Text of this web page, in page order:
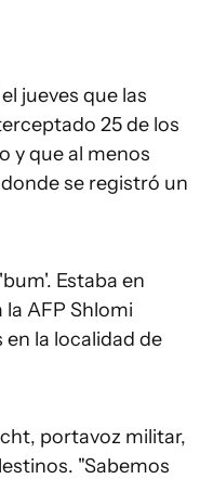
jueves que las
25 de los
y que al menos
se registró un
Estaba en
AFP Shlomi
en la localidad de
portavoz militar,
"Sabemos